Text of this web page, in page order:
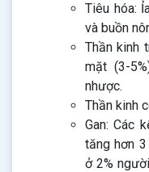
Tiêu hóa:
và buồn
Thần kinh
mặt (3-
nhược.
Thần kinh
Gan: Các
tăng hơn
ở 2%